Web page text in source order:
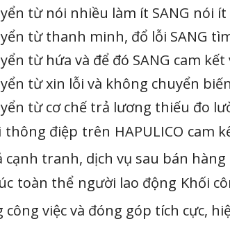
từ nói nhiều làm ít SANG nói
từ thanh minh, đổ lỗi SANG
từ hứa và để đó SANG cam
từ xin lỗi và không chuyển
từ cơ chế trả lương thiếu đo
thông điệp trên HAPULICO cam
cạnh tranh, dịch vụ sau bán
toàn thể người lao động Khối
việc và đóng góp tích cực,